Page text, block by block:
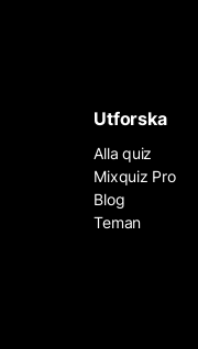
Utforska
Alla quiz
Mixquiz Pro
Blog
Teman